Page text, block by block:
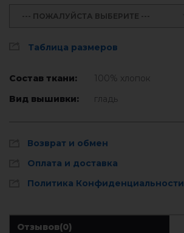
--- ПОЖАЛУЙСТА ВЫБЕРИТЕ ---
Таблица размеров
Состав ткани:
100% хлопок
Вид вышивки:
гладь
Возврат и обмен
Оплата и доставка
Политика Конфиденциальности
Отзывов(0)